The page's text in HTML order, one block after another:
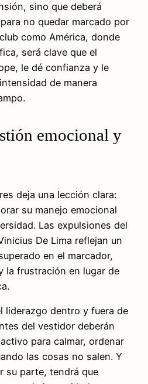
sino que deberá
no quedar marcado por
como América, donde
será clave que el
le dé confianza y le
de manera
emocional y
deja una lección clara:
su manejo emocional
Las expulsiones del
De Lima reflejan un
en el marcador,
la frustración en lugar de
liderazgo dentro y fuera de
del vestidor deberán
para calmar, ordenar
las cosas no salen. Y
su parte, tendrá que